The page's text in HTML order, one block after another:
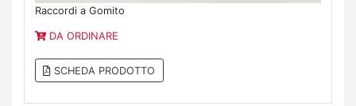
Raccordi a Gomito
DA ORDINARE
SCHEDA PRODOTTO